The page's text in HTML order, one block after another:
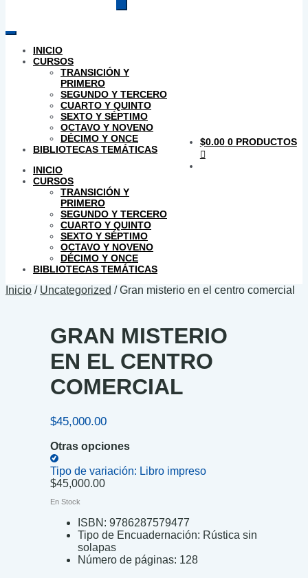
productos
INICIO
CURSOS
TRANSICIÓN Y
PRIMERO
SEGUNDO Y TERCERO
CUARTO Y QUINTO
SEXTO Y SÉPTIMO
OCTAVO Y NOVENO
DÉCIMO Y ONCE
BIBLIOTECAS TEMÁTICAS
INICIO
CURSOS
TRANSICIÓN Y
PRIMERO
SEGUNDO Y TERCERO
CUARTO Y QUINTO
SEXTO Y SÉPTIMO
OCTAVO Y NOVENO
DÉCIMO Y ONCE
BIBLIOTECAS TEMÁTICAS
$0.00 0 PRODUCTOS
Inicio / Uncategorized /Gran misterio en el centro comercial
GRAN MISTERIO
EN EL CENTRO
COMERCIAL
$45,000.00
Otras opciones
Tipo de variación: Libro impreso
$45,000.00
En Stock
ISBN: 9786287579477
Tipo de Encuadernación: Rústica sin
solapas
Número de páginas: 128